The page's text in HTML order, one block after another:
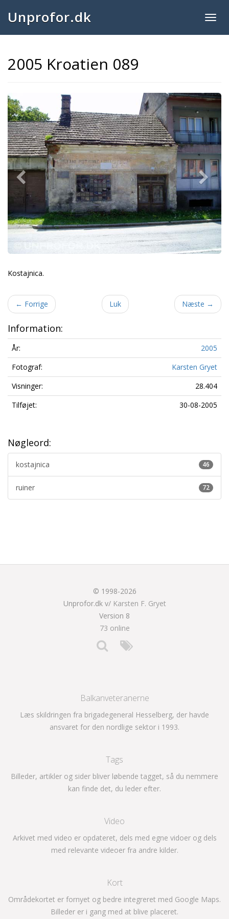
Unprofor.dk
2005 Kroatien 089
Previous Next
Kostajnica.
← Forrige Luk Næste →
Information:
År:
2005
Fotograf:
Karsten Gryet
Visninger:
28.404
Tilføjet:
30-08-2005
Nøgleord:
46
kostajnica
72
ruiner
© 1998-2026
Unprofor.dk v/ Karsten F. Gryet
Version 8
73 online
Balkanveteranerne
Læs skildringen fra brigadegeneral Hesselberg, der havde
ansvaret for den nordlige sektor i 1993.
Tags
Billeder, artikler og sider bliver løbende tagget, så du nemmere
kan finde det, du leder efter.
Video
Arkivet med video er opdateret, dels med egne vidoer og dels
med relevante videoer fra andre kilder.
Kort
Områdekortet er fornyet og bedre integreret med Google Maps.
Billeder er i gang med at blive placeret.